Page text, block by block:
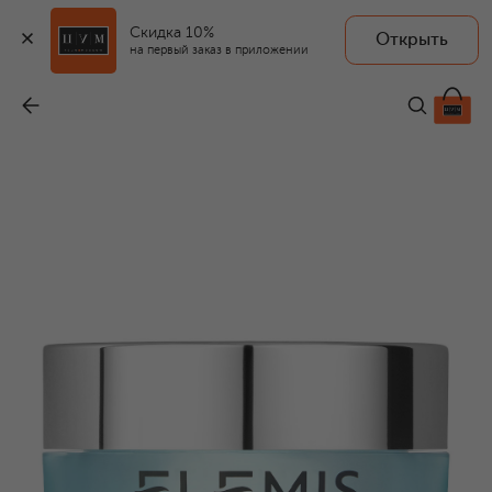
Скидка 10%
на первый заказ в приложении
Открыть
30 300 ₽